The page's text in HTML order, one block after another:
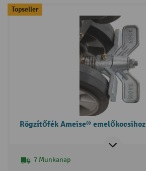
Topseller
Rögzítőfék Ameise® emelőkocsihoz
7 Munkanap